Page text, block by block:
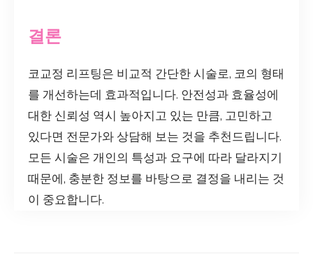
결론
코교정 리프팅은 비교적 간단한 시술로, 코의 형태
를 개선하는데 효과적입니다. 안전성과 효율성에
대한 신뢰성 역시 높아지고 있는 만큼, 고민하고
있다면 전문가와 상담해 보는 것을 추천드립니다.
모든 시술은 개인의 특성과 요구에 따라 달라지기
때문에, 충분한 정보를 바탕으로 결정을 내리는 것
이 중요합니다.